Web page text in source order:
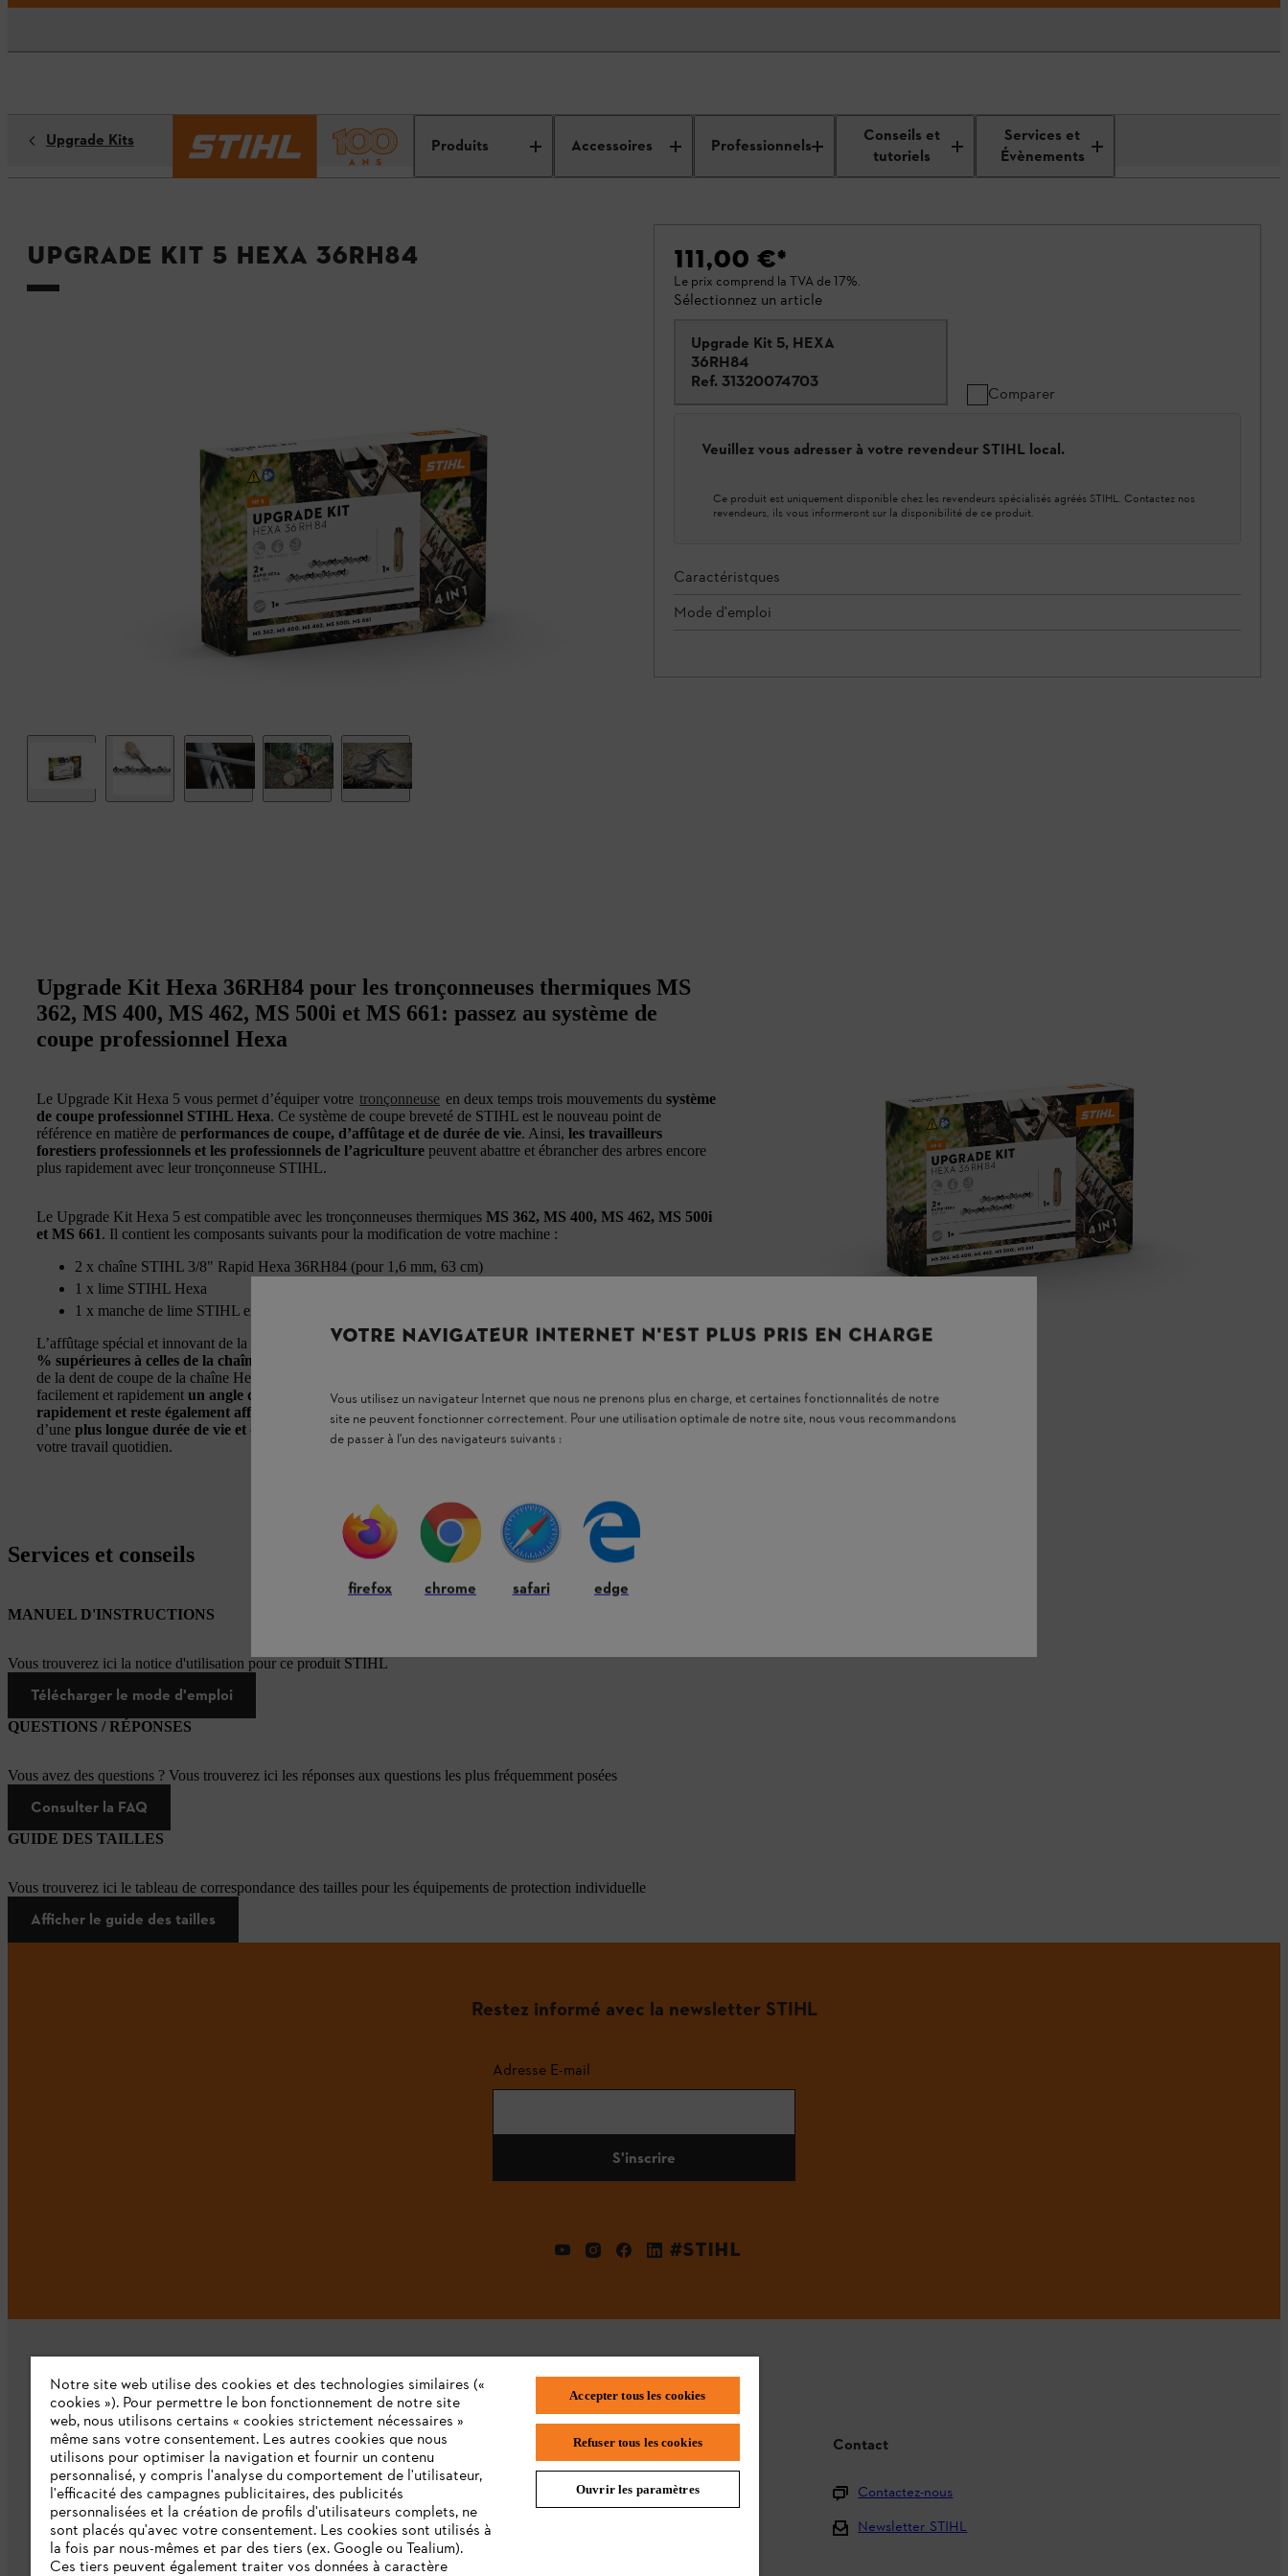
Produits Accessoires Professionnels
Conseils et
tutoriels
Services et
Évènements
Upgrade Kits
Upgrade Kit 5 HEXA 36RH84 111,00 €*
Le prix comprend la TVA de 17%.
Sélectionnez un article
Upgrade Kit 5, HEXA
36RH84
Ref. 31320074703
Comparer
Veuillez vous adresser à votre revendeur STIHL local.
Ce produit est uniquement disponible chez les revendeurs spécialisés agréés STIHL. Contactez nos
revendeurs, ils vous informeront sur la disponibilité de ce produit.
Caractéristques
Mode d'emploi
Upgrade Kit Hexa 36RH84 pour les tronçonneuses thermiques MS
362, MS 400, MS 462, MS 500i et MS 661: passez au système de
coupe professionnel Hexa
Le Upgrade Kit Hexa 5 vous permet d’équiper votre tronçonneuse en deux temps trois mouvements du système
de coupe professionnel STIHL Hexa. Ce système de coupe breveté de STIHL est le nouveau point de
référence en matière de performances de coupe, d’affûtage et de durée de vie. Ainsi, les travailleurs
forestiers professionnels et les professionnels de l’agriculture peuvent abattre et ébrancher des arbres encore
plus rapidement avec leur tronçonneuse STIHL.
Le Upgrade Kit Hexa 5 est compatible avec les tronçonneuses thermiques MS 362, MS 400, MS 462, MS 500i
et MS 661. Il contient les composants suivants pour la modification de votre machine :
2 x chaîne STIHL 3/8" Rapid Hexa 36RH84 (pour 1,6 mm, 63 cm)
1 x lime STIHL Hexa
1 x manche de lime STIHL en bois
L’affûtage spécial et innovant de la chaîne Hexa vous permet d’obtenirdes performances de coupe jusqu’à 10
% supérieures à celles de la chaîne STIHL 3/8" Rapid Super
de la dent de coupe de la chaîne Hexa sont parfaitement adaptées l’une à l'autre, ce qui vous permet d’obtenir
facilement et rapidement un angle d’affûtage idéal à chaque réaffûtage . La chaîne STIHL Hexascie plus
rapidement et reste également affûtée beaucoup plus longtemps. Vous gagnerez ainsi du temps, profiterez
d’une plus longue durée de vie et d’utilisation
de votre chaîne et disposerez de performances maximales pour
votre travail quotidien.
Services et conseils
MANUEL D'INSTRUCTIONS
Vous trouverez ici la notice d'utilisation pour ce produit STIHL
Télécharger le mode d'emploi
QUESTIONS / RÉPONSES
Vous avez des questions ? Vous trouverez ici les réponses aux questions les plus fréquemment posées
Consulter la FAQ
GUIDE DES TAILLES
Vous trouverez ici le tableau de correspondance des tailles pour les équipements de protection individuelle
Afficher le guide des tailles
Restez informé avec la newsletter STIHL
Adresse E-mail
S'inscrire
#STIHL
L'Entreprise
Qui sommes-nous ?
Presse
Emploi
STIHL FAQ
L'Enregistrement
Contact
Contactez-nous
Newsletter STIHL
VOTRE NAVIGATEUR INTERNET N'EST PLUS PRIS EN CHARGE
Vous utilisez un navigateur Internet que nous ne prenons plus en charge, et certaines fonctionnalités de notre
site ne peuvent fonctionner correctement. Pour une utilisation optimale de notre site, nous vous recommandons
de passer à l'un des navigateurs suivants :
firefox chrome safari edge
Notre site web utilise des cookies et des technologies similaires («
cookies »). Pour permettre le bon fonctionnement de notre site
web, nous utilisons certains « cookies strictement nécessaires »
même sans votre consentement. Les autres cookies que nous
utilisons pour optimiser la navigation et fournir un contenu
personnalisé, y compris l'analyse du comportement de l'utilisateur,
l'efficacité des campagnes publicitaires, des publicités
personnalisées et la création de profils d'utilisateurs complets, ne
sont placés qu'avec votre consentement. Les cookies sont utilisés à
la fois par nous-mêmes et par des tiers (ex. Google ou Tealium).
Ces tiers peuvent également traiter vos données à caractère
Accepter tous les cookies
Refuser tous les cookies
Ouvrir les paramètres